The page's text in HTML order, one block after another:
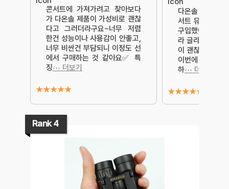
콘서트에 가져가려고 찾아보다
가 다온솔 제품이 가성비로 괜찮
다고 그러더라구요~너무 저렴
한건 성능이나 사용감이 안좋고,
너무 비싼건 부담되니 이정도 선
에서 구매하는 것 같아요✅️ 특
징⋯ 더보기
★★★★★
다온솔 떠블경
서트 뮤지컬 쌍
구입했어요.다
라 글라스가 가
이 괜찮다는 이
이번에 3층에
하⋯ 더보기
★★★★★
Rank 4